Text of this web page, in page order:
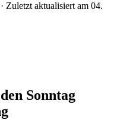
· Zuletzt aktualisiert am 04.
Sonntag